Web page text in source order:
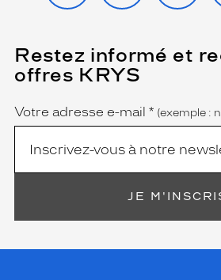
Restez informé et
offres KRYS
Name
Votre adresse e-mail *
(Ce
champ
est
obligatoire)
(exemple :
JE